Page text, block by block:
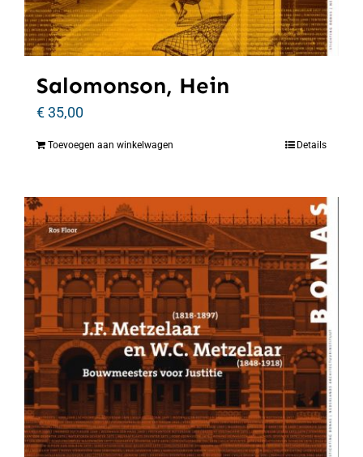
Salomonson, Hein
€35,00
Toevoegen aan winkelwagen Details